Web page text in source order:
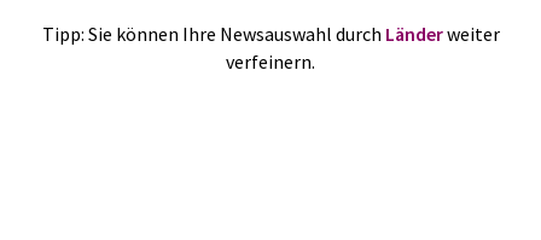
Tipp: Sie können Ihre Newsauswahl durch Länderweiter
verfeinern.